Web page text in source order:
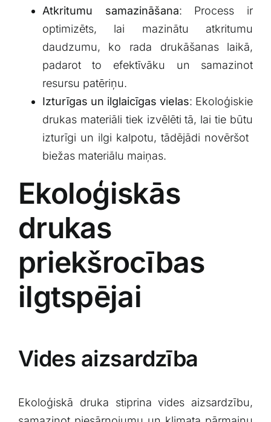
Atkritumu samazināšana: Process ‌ir
optimizēts, lai mazinātu atkritumu
daudzumu, ko‍ rada drukāšanas​ laikā,
padarot to efektīvāku un samazinot
resursu patēriņu.
Izturīgas un ilglaicīgas vielas: Ekoloģiskie
drukas materiāli tiek izvēlēti ⁢tā,⁤ lai tie ⁤būtu
izturīgi‌ un ilgi ​kalpotu, tādējādi novēršot ​
biežas materiālu maiņas.
Ekoloģiskās
drukas
priekšrocības
ilgtspējai
Vides ‌aizsardzība
Ekoloģiskā ⁢druka stiprina vides‌ aizsardzību,